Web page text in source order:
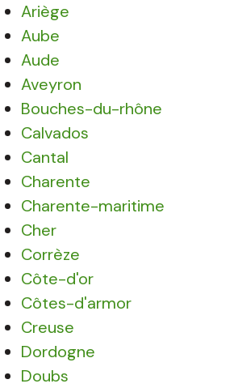
Ariège
Aube
Aude
Aveyron
Bouches-du-rhône
Calvados
Cantal
Charente
Charente-maritime
Cher
Corrèze
Côte-d'or
Côtes-d'armor
Creuse
Dordogne
Doubs